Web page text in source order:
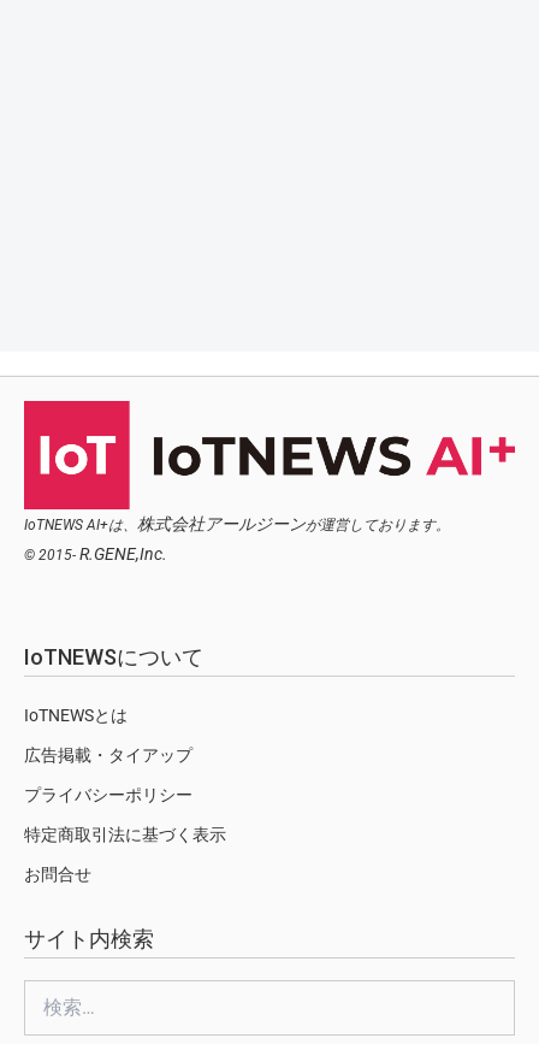
IoTNEWS AI+は、 株式会社アールジーンが運営しております。
© 2015- R.GENE,Inc.
IoTNEWSについて
IoTNEWSとは
広告掲載・タイアップ
プライバシーポリシー
特定商取引法に基づく表示
お問合せ
サイト内検索
索: